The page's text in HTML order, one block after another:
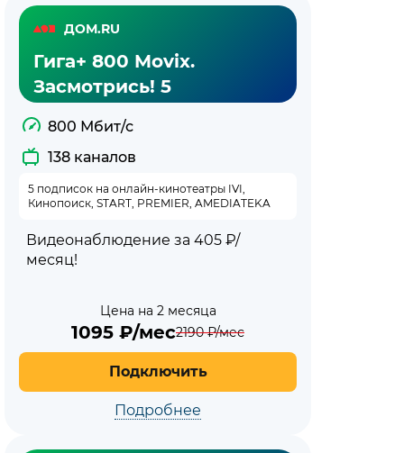
ДОМ.RU
Гига+ 800 Movix.
Засмотрись! 5
800 Мбит/с
138 каналов
5 подписок на онлайн-кинотеатры IVI,
Кинопоиск, START, PREMIER, AMEDIATEKA
Видеонаблюдение за 405 ₽/
месяц!
Цена на 2 месяца
1095 ₽/мес2190₽/мес
Подключить
Подробнее